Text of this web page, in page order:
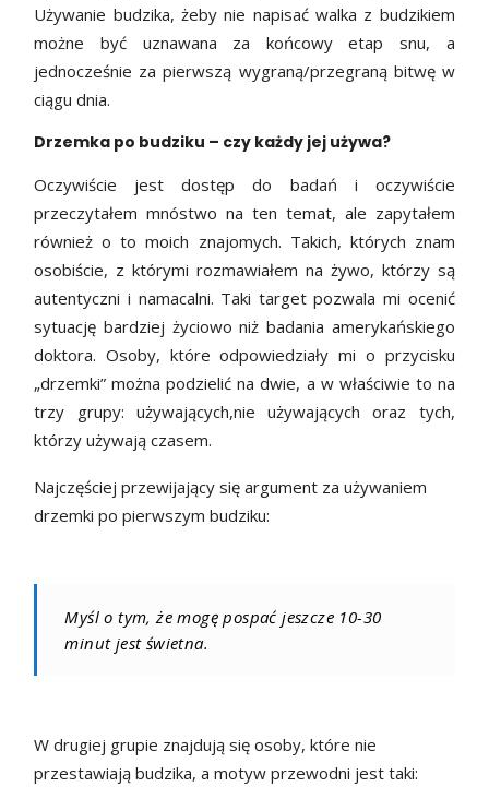
Używanie budzika, żeby nie napisać walka z budzikiem
możne być uznawana za końcowy etap snu, a
jednocześnie za pierwszą wygraną/przegraną bitwę w
ciągu dnia.
Drzemka po budziku – czy każdy jej używa?
Oczywiście jest dostęp do badań i oczywiście
przeczytałem mnóstwo na ten temat, ale zapytałem
również o to moich znajomych. Takich, których znam
osobiście, z którymi rozmawiałem na żywo, którzy są
autentyczni i namacalni. Taki target pozwala mi ocenić
sytuację bardziej życiowo niż badania amerykańskiego
doktora. Osoby, które odpowiedziały mi o przycisku
„drzemki” można podzielić na dwie, a w właściwie to na
trzy grupy: używających,nie używających oraz tych,
którzy używają czasem.
Najczęściej przewijający się argument za używaniem
drzemki po pierwszym budziku:
Myśl o tym, że mogę pospać jeszcze 10-30
minut jest świetna.
W drugiej grupie znajdują się osoby, które nie
przestawiają budzika, a motyw przewodni jest taki: